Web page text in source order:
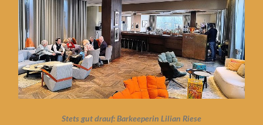
Stets gut drauf: Barkeeperin Lilian Riese